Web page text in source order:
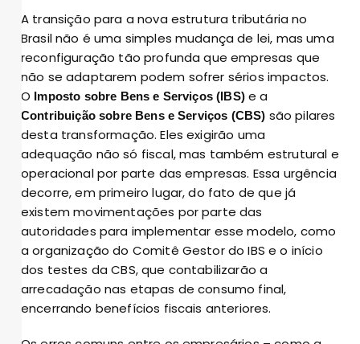
A transição para a nova estrutura tributária no
Brasil não é uma simples mudança de lei, mas uma
reconfiguração tão profunda que empresas que
não se adaptarem podem sofrer sérios impactos.
O Imposto sobre Bens e Serviços (IBS)e a
Contribuição sobre Bens e Serviços (CBS) são pilares
desta transformação. Eles exigirão uma
adequação não só fiscal, mas também estrutural e
operacional por parte das empresas. Essa urgência
decorre, em primeiro lugar, do fato de que já
existem movimentações por parte das
autoridades para implementar esse modelo, como
a organização do Comitê Gestor do IBS e o início
dos testes da CBS, que contabilizarão a
arrecadação nas etapas de consumo final,
encerrando benefícios fiscais anteriores.